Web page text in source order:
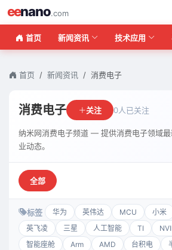
eenano.com
首页 新闻资讯 技术应用
首页 新闻资讯 消费电子
消费电子 关注 0人已关注
纳米网消费电子频道 — 提供消费电子领域
业动态。
全部
标签 华为 英伟达 MCU 小米
英飞凌
三星 人工智能 TI
智能座舱
Arm AMD 台积电